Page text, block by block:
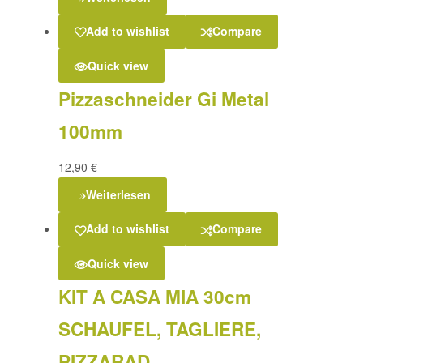
Add to wishlist Compare
Quick view
Pizzaschneider Gi Metal
100mm
12,90 €
Weiterlesen
Add to wishlist Compare
Quick view
KIT A CASA MIA 30cm
SCHAUFEL, TAGLIERE,